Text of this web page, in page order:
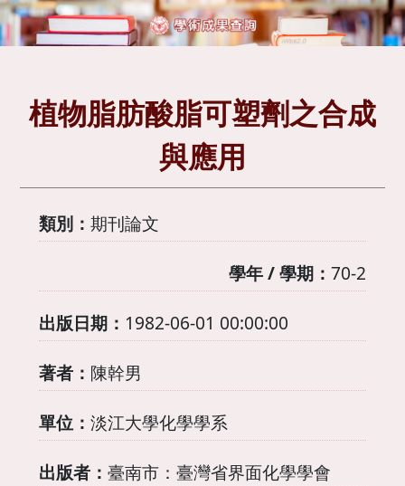
植物脂肪酸脂可塑劑之合成
與應用
類別： 期刊論文
學年 / 學期：70-2
出版日期： 1982-06-01 00:00:00
著者： 陳幹男
單位： 淡江大學化學學系
出版者： 臺南市：臺灣省界面化學學會